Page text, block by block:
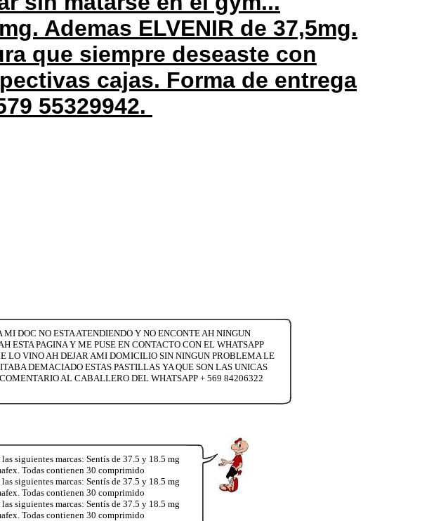
Ademas ELVENIR de 37,5mg.
que siempre deseaste con
cajas. Forma de entrega
55329942.
DOC NO ESTA ATENDIENDO Y NO ENCONTE AH NINGUN
ESTA PAGINA Y ME PUSE EN CONTACTO CON EL WHATSAPP
VINO AH DEJAR AMI DOMICILIO SIN NINGUN PROBLEMA LE
DEMACIADO ESTAS PASTILLAS YA QUE SON LAS UNICAS
AL CABALLERO DEL WHATSAPP + 569 84206322
siguientes marcas: Sentís de 37.5 y 18.5 mg
Todas contienen 30 comprimido
siguientes marcas: Sentís de 37.5 y 18.5 mg
Todas contienen 30 comprimido
siguientes marcas: Sentís de 37.5 y 18.5 mg
Todas contienen 30 comprimido